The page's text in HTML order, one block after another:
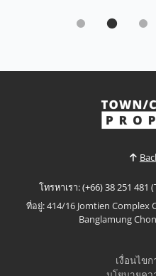
Experience modern
new luxury pool villa
this brand-new luxury
peaceful Sak Nok
ดูเ
โทรหาเรา: (+66) 38 251 481
ที่อยู่: 414/16 Jomtien
Banglamung
เงื่อนไข